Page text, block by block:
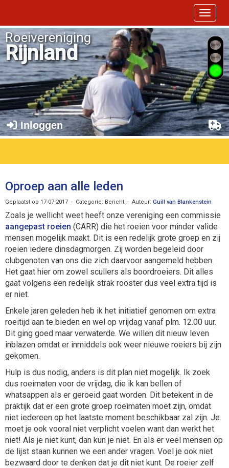
Toggle
Roeivereniging
Rijnland
Inloggen
Oproep aan alle leden
Geplaatst op 17-07-2017 - Categorie: Bericht - Auteur: Guill van Blankenstein
Zoals je wellicht weet heeft onze vereniging een commissie
aangepast roeien (CARR) die het roeien voor minder valide
mensen mogelijk maakt. Dit is een redelijk grote groep en zij
roeien iedere dinsdagmorgen. Zij worden begeleid door
clubgenoten van ons die zich daarvoor aangemeld hebben.
Het gaat hier om zowel scullers als boordroeiers. Dit alles
gaat volgens een redelijk strak rooster dus veel extra tijd is
er niet.
Enkele jaren geleden heb ik het initiatief genomen om extra
roeitijd aan te bieden en wel op vrijdag vanaf plm. 12.00 uur.
Dit ging goed maar verwaterde. We willen dit nieuw leven
inblazen omdat er inmiddels ook weer nieuwe roeiers bij zijn
gekomen.
Hulp is dus nodig, anders is dit plan niet mogelijk. Ik zoek
dus roeimaten voor de vrijdag, die ik kan bellen of
whatsappen als er geroeid gaat worden. Dit betekent in de
praktijk dat er een grote groep roeimaten moet zijn, omdat
niet iedereen op het laatste moment beschikbaar zal zijn. Je
moet je ook vooral niet verplicht voelen want dan werkt het
niet! Als je niet kunt, dan kun je niet. En als er veel mensen op
de lijst staan kunnen we een ander vragen. Voel je ook niet
bezwaard door te denken dat je dit niet kunt. De roeier zelf